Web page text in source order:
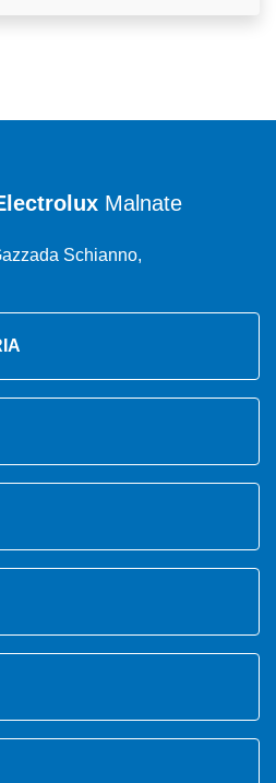
Malnate
Schianno,